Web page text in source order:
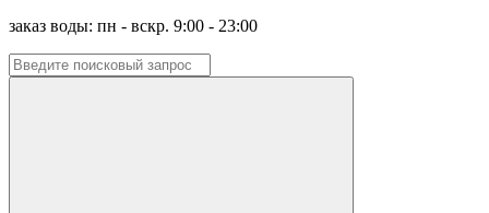
заказ воды: пн - вскр. 9:00 - 23:00